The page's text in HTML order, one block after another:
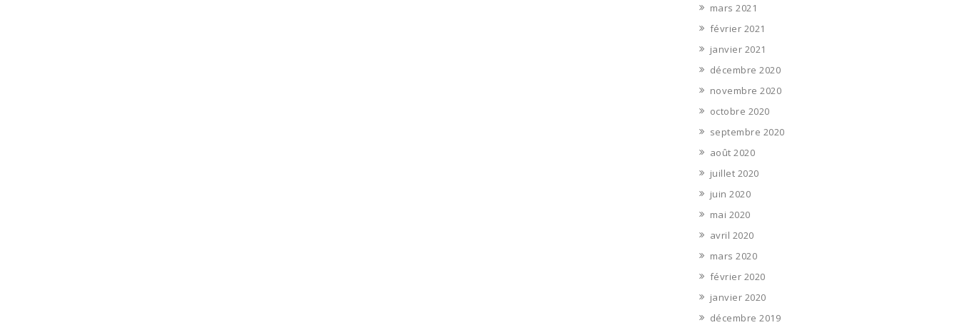
mars 2021
février 2021
janvier 2021
décembre 2020
novembre 2020
octobre 2020
septembre 2020
août 2020
juillet 2020
juin 2020
mai 2020
avril 2020
mars 2020
février 2020
janvier 2020
décembre 2019